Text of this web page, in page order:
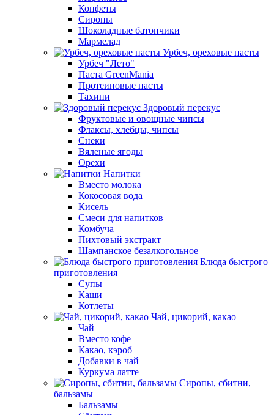
Конфеты
Сиропы
Шоколадные батончики
Мармелад
Урбеч, ореховые пасты
Урбеч "Лето"
Паста GreenMania
Протеиновые пасты
Тахини
Здоровый перекус
Фруктовые и овощные чипсы
Флаксы, хлебцы, чипсы
Снеки
Вяленые ягоды
Орехи
Напитки
Вместо молока
Кокосовая вода
Кисель
Смеси для напитков
Комбуча
Пихтовый экстракт
Шампанское безалкогольное
Блюда быстрого
приготовления
Супы
Каши
Котлеты
Чай, цикорий, какао
Чай
Вместо кофе
Какао, кэроб
Добавки в чай
Куркума латте
Сиропы, сбитни,
бальзамы
Бальзамы